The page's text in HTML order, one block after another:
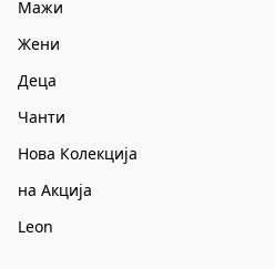
Мажи
Жени
Деца
Чанти
Нова Колекција
на Акција
Leon